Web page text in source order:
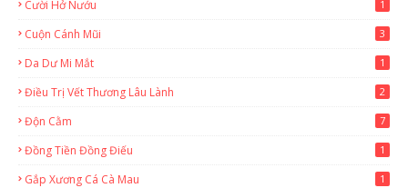
Cười Hở Nướu 1
Cuộn Cánh Mũi 3
Da Dư Mi Mắt 1
Điều Trị Vết Thương Lâu Lành 2
Độn Cằm 7
Đồng Tiền Đồng Điếu 1
Gắp Xương Cá Cà Mau 1